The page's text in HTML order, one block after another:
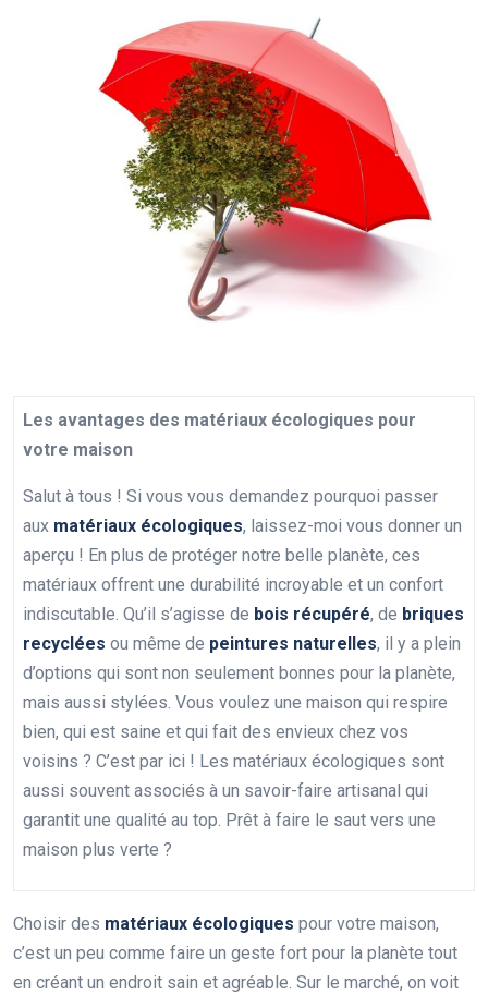
Les avantages des matériaux écologiques pour
votre maison
Salut à tous ! Si vous vous demandez pourquoi passer
aux matériaux écologiques, laissez-moi vous donner un
aperçu ! En plus de protéger notre belle planète, ces
matériaux offrent une durabilité incroyable et un confort
indiscutable. Qu’il s’agisse de bois récupéré, de briques
recyclées ou même de peintures naturelles, il y a plein
d’options qui sont non seulement bonnes pour la planète,
mais aussi stylées. Vous voulez une maison qui respire
bien, qui est saine et qui fait des envieux chez vos
voisins ? C’est par ici ! Les matériaux écologiques sont
aussi souvent associés à un savoir-faire artisanal qui
garantit une qualité au top. Prêt à faire le saut vers une
maison plus verte ?
Choisir des matériaux écologiques pour votre maison,
c’est un peu comme faire un geste fort pour la planète tout
en créant un endroit sain et agréable. Sur le marché, on voit